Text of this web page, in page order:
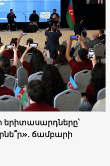
երիտասարդները՝
ճամբարի